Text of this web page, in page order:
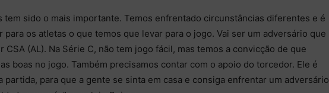
tem sido o mais importante. Temos enfrentado circunstâncias diferentes e é
os atletas o que temos que levar para o jogo. Vai ser um adversário que
CSA (AL). Na Série C, não tem jogo fácil, mas temos a convicção de que
boas no jogo. Também precisamos contar com o apoio do torcedor. Ele é
partida, para que a gente se sinta em casa e consiga enfrentar um adversário